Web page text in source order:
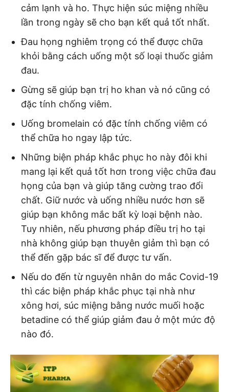
cảm lạnh và ho. Thực hiện súc miệng nhiều
lần trong ngày sẽ cho bạn kết quả tốt nhất.
Đau họng nghiêm trọng có thể được chữa
khỏi bằng cách uống một số loại thuốc giảm
đau.
Gừng sẽ giúp bạn trị ho khan và nó cũng có
đặc tính chống viêm.
Uống bromelain có đặc tính chống viêm có
thể chữa ho ngay lập tức.
Những biện pháp khắc phục ho này đôi khi
mang lại kết quả tốt hơn trong việc chữa đau
họng của bạn và giúp tăng cường trao đổi
chất. Giữ nước và uống nhiều nước hơn sẽ
giúp bạn không mắc bất kỳ loại bệnh nào.
Tuy nhiên, nếu phương pháp điều trị ho tại
nhà không giúp bạn thuyên giảm thì bạn có
thể đến gặp bác sĩ để được tư vấn.
Nếu do đến từ nguyên nhân do mắc Covid-19
thì các biện pháp khắc phục tại nhà như
xông hơi, súc miệng bằng nước muối hoặc
betadine có thể giúp giảm đau ở một mức độ
nào đó.